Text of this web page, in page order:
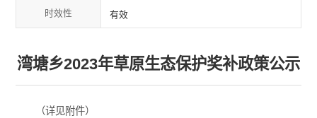
时效性 有效
湾塘乡2023年草原生态保护奖补政策公示
（详见附件）